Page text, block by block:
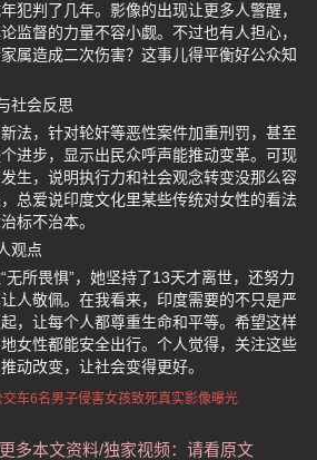
犯判了几年。影像的出现让更多人警醒，
监督的力量不容小觑。不过也有人担心，
属造成二次伤害？这事儿得平衡好公众知
社会反思
法，针对轮奸等恶性案件加重刑罚，甚至
进步，显示出民众呼声能推动变革。可现
生，说明执行力和社会观念转变没那么容
总爱说印度文化里某些传统对女性的看法
标不治本。
观点
无所畏惧”，她坚持了13天才离世，还努力
人敬佩。在我看来，印度需要的不只是严
，让每个人都尊重生命和平等。希望这样
女性都能安全出行。个人觉得，关注这些
动改变，让社会变得更好。
交车6名男子侵害女孩致死真实影像曝光
多本文资料/独家视频：请看原文